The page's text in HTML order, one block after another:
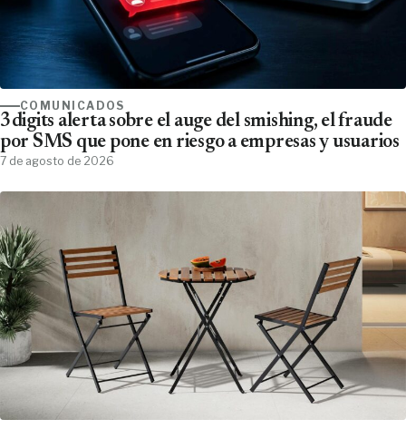
COMUNICADOS
3digits alerta sobre el auge del smishing, el fraude
por SMS que pone en riesgo a empresas y usuarios
7 de agosto de 2026